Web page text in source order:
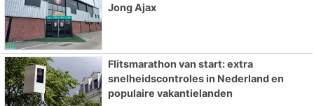
Jong Ajax
Flitsmarathon van start: extra
snelheidscontroles in Nederland en
populaire vakantielanden